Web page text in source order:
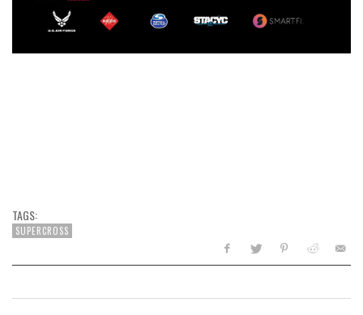
TAGS:
SUPERCROSS